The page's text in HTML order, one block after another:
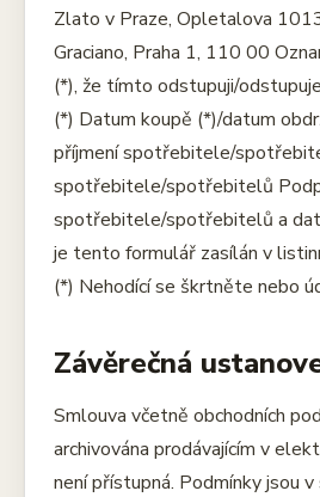
Zlato v Praze, Opletalova
Graciano, Praha 1, 110 00
(*), že tímto odstupuji/
(*) Datum koupě (*)/datum
příjmení spotřebitele/
spotřebitele/spotřebitelů
spotřebitele/spotřebitelů a
je tento formulář zasílán v
(*) Nehodící se škrtněte nebo
Závěrečná
Smlouva včetně obchodních
archivována prodávajícím v
není přístupná. Podmínky jsou v